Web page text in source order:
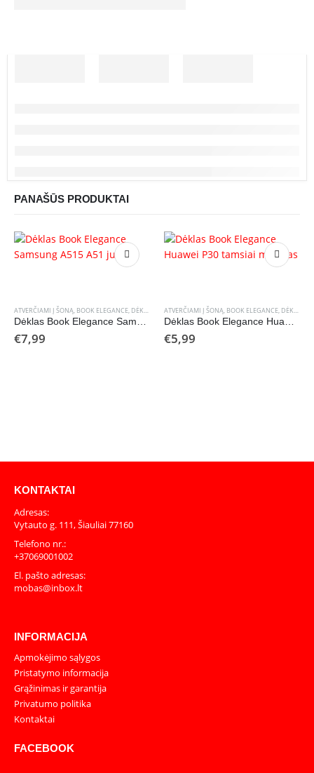
PANAŠŪS PRODUKTAI
ATVERČIAMI Į ŠONĄ, BOOK ELEGANCE, DĖKLAI
Dėklas Book Elegance Samsung A515 A51 juodas
€7,99
ATVERČIAMI Į ŠONĄ, BOOK ELEGANCE, DĖKLAI
Dėklas Book Elegance Huawei P30 tamsiai mėlynas
€5,99
KONTAKTAI
Adresas:
Vytauto g. 111, Šiauliai 77160
Telefono nr.:
+37069001002
El. pašto adresas:
mobas@inbox.lt
INFORMACIJA
Apmokėjimo sąlygos
Pristatymo informacija
Grąžinimas ir garantija
Privatumo politika
Kontaktai
FACEBOOK